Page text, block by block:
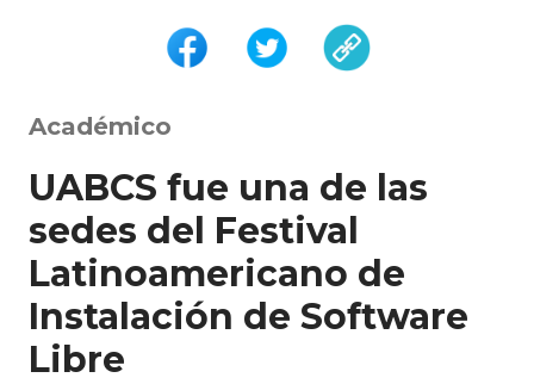
Académico
UABCS fue una de las
sedes del Festival
Latinoamericano de
Instalación de Software
Libre